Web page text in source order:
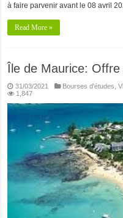
à faire parvenir avant le 08 avril
Read More »
Île de Maurice: Offre
31/03/2021 Bourses d'études ,
1,847